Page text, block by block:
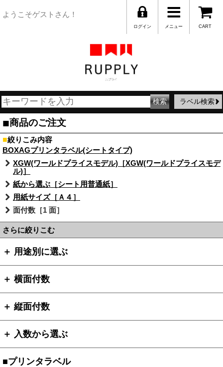
ようこそゲストさん！
CART
メニュー
ログイン
ラベル検索
■商品のご注文
■絞りこみ内容
BOXAGプリンタラベル(シートタイプ)
XGW(ワールドプライスモデル)［XGW(ワールドプライスモデ
ル)］
紙から選ぶ［シート用普通紙］
用紙サイズ［Ａ４］
面付数［1 面］
さらに絞りこむ
＋ 用途別に選ぶ
＋ 横面付数
＋ 縦面付数
＋ 入数から選ぶ
■プリンタラベル